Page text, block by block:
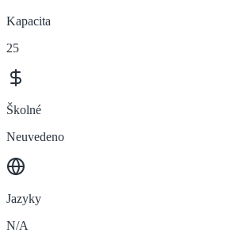
Kapacita
25
Školné
Neuvedeno
Jazyky
N/A